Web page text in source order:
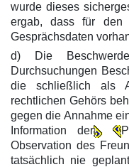
wurde dieses
ergab, dass für den
Gesprächsdaten
d) Die
Durchsuchungen
die schließlich als
rechtlichen Gehörs
gegen die Annahme
Information der
Observation des
tatsächlich nie